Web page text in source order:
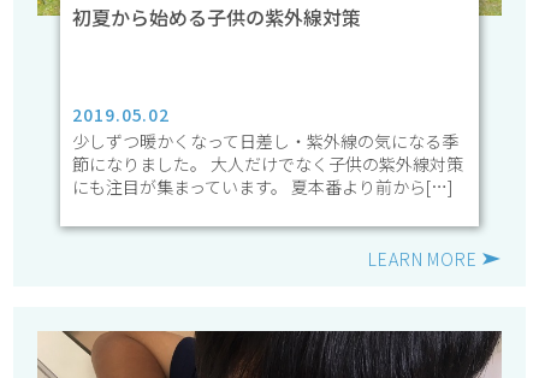
初夏から始める子供の紫外線対策
2019.05.02
少しずつ暖かくなって日差し・紫外線の気になる季
節になりました。 大人だけでなく子供の紫外線対策
にも注目が集まっています。 夏本番より前から[…]
LEARN MORE